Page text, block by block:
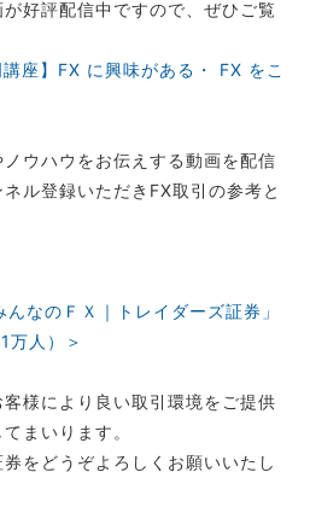
好評配信中ですので、ぜひご覧
座】FX に興味がある・ FX をこ
ウハウをお伝えする動画を配信
ル登録いただきFX取引の参考と
なのＦＸ｜トレイダーズ証券」
万人）＞
様により良い取引環境をご提供
まいります。
をどうぞよろしくお願いいたし